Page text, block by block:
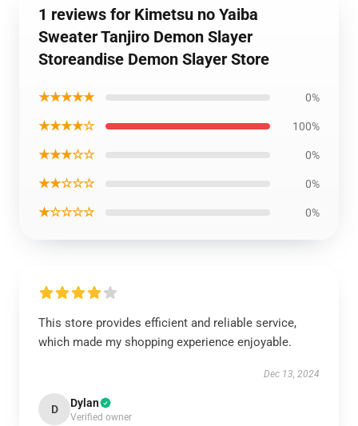
1 reviews for Kimetsu no Yaiba
Sweater Tanjiro Demon Slayer
Storeandise Demon Slayer Store
★★★★★ 0%
★★★★☆ 100%
★★★☆☆ 0%
★★☆☆☆ 0%
★☆☆☆☆ 0%
This store provides efficient and reliable service,
which made my shopping experience enjoyable.
Dec 13, 2024
D Dylan
Verified owner